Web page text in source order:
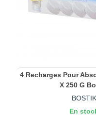
4 Recharges Pour
X 250 G
BOSTIK
En